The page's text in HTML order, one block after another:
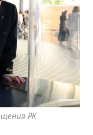
РК